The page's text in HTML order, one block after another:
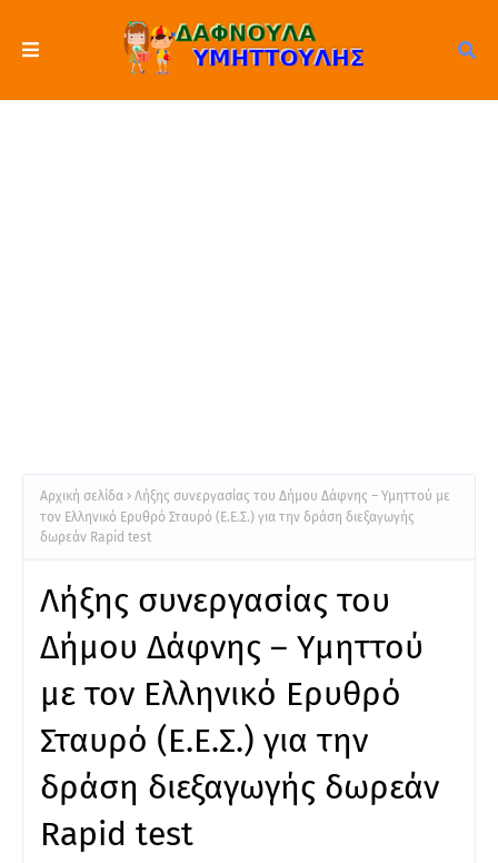
Αρχική σελίδα
Λήξης συνεργασίας του Δήμου Δάφνης – Υμηττού με
τον Ελληνικό Ερυθρό Σταυρό (Ε.Ε.Σ.) για την δράση διεξαγωγής
δωρεάν Rapid test
Λήξης συνεργασίας του
Δήμου Δάφνης – Υμηττού
με τον Ελληνικό Ερυθρό
Σταυρό (Ε.Ε.Σ.) για την
δράση διεξαγωγής δωρεάν
Rapid test